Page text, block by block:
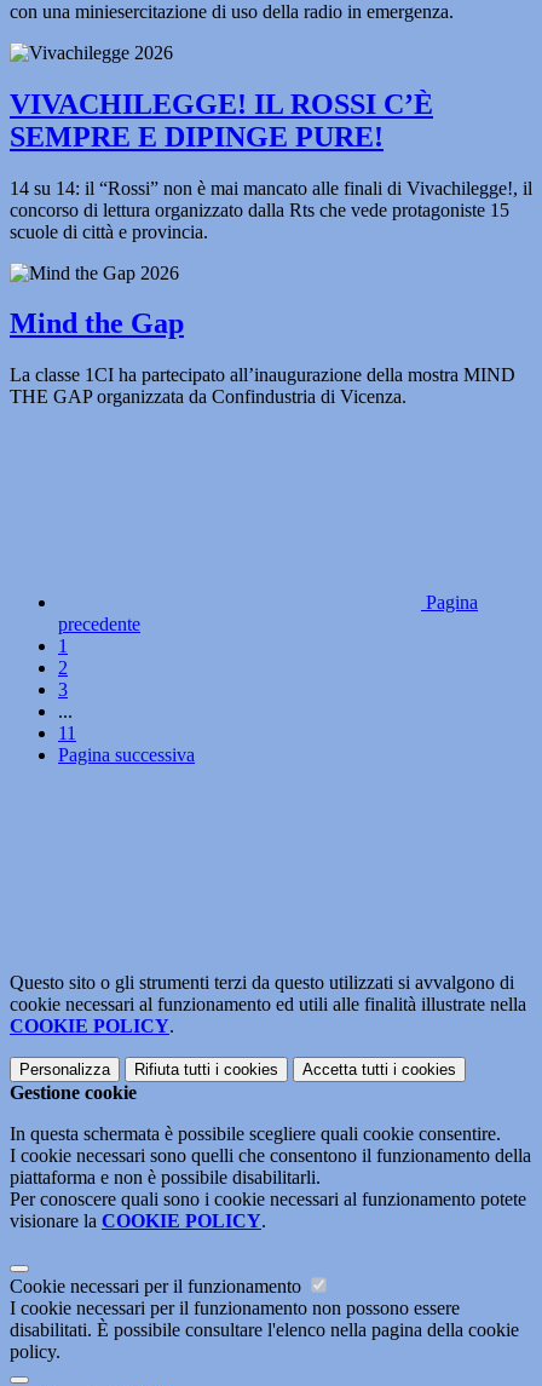
con una miniesercitazione di uso della radio in emergenza.
VIVACHILEGGE! IL ROSSI C’È
SEMPRE E DIPINGE PURE!
14 su 14: il “Rossi” non è mai mancato alle finali di Vivachilegge!, il
concorso di lettura organizzato dalla Rts che vede protagoniste 15
scuole di città e provincia.
Mind the Gap
La classe 1CI ha partecipato all’inaugurazione della mostra MIND
THE GAP organizzata da Confindustria di Vicenza.
Pagina
precedente
1
2
3
...
11
Pagina successiva
Questo sito o gli strumenti terzi da questo utilizzati si avvalgono di
cookie necessari al funzionamento ed utili alle finalità illustrate nella
COOKIE POLICY.
Personalizza Rifiuta tutti i cookies Accetta tutti i cookies
Gestione cookie
In questa schermata è possibile scegliere quali cookie consentire.
I cookie necessari sono quelli che consentono il funzionamento della
piattaforma e non è possibile disabilitarli.
Per conoscere quali sono i cookie necessari al funzionamento potete
visionare la COOKIE POLICY.
Cookie necessari per il funzionamento
I cookie necessari per il funzionamento non possono essere
disabilitati. È possibile consultare l'elenco nella pagina della cookie
policy.